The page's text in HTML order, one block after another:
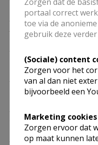
9.30
07/02
14/02
9.30
21/02
9.30
portaal correct
toe via de
gebruik deze
(Sociale) content
Zorgen voor het
van al dan niet
bijvoorbeeld een
Marketing cookies
Zorgen ervoor dat
op maat kunnen